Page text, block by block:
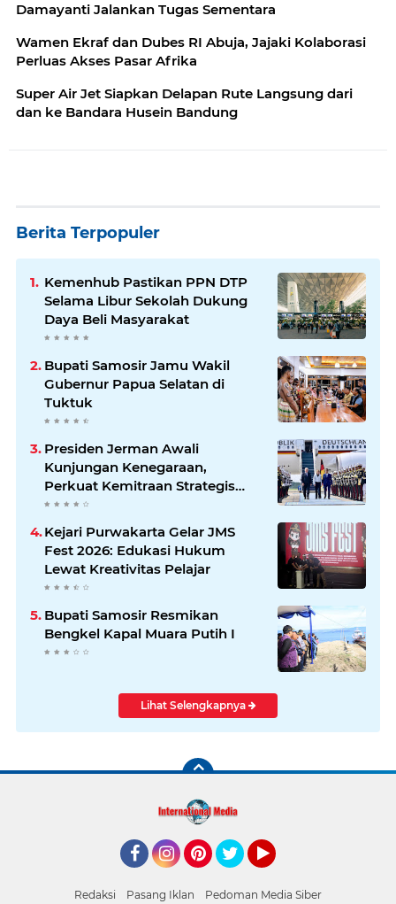
Damayanti Jalankan Tugas Sementara
Wamen Ekraf dan Dubes RI Abuja, Jajaki Kolaborasi
Perluas Akses Pasar Afrika
Super Air Jet Siapkan Delapan Rute Langsung dari
dan ke Bandara Husein Bandung
Berita Terpopuler
Kemenhub Pastikan PPN DTP
Selama Libur Sekolah Dukung
Daya Beli Masyarakat
Bupati Samosir Jamu Wakil
Gubernur Papua Selatan di
Tuktuk
Presiden Jerman Awali
Kunjungan Kenegaraan,
Perkuat Kemitraan Strategis
Indonesia–Jerman
Kejari Purwakarta Gelar JMS
Fest 2026: Edukasi Hukum
Lewat Kreativitas Pelajar
Bupati Samosir Resmikan
Bengkel Kapal Muara Putih I
Lihat Selengkapnya
Redaksi Pasang Iklan Pedoman Media Siber